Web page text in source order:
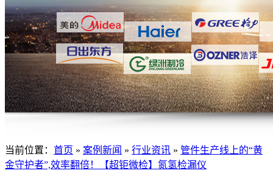
当前位置： 首页 » 案例新闻 » 行业资讯 » 管件生产线上的“黄
金守护者”,效率翻倍！【超钜微检】氮氢检漏仪